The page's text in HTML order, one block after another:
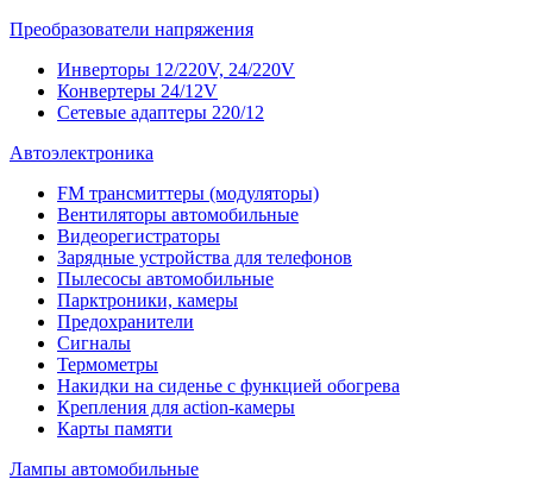
Преобразователи напряжения
Инверторы 12/220V, 24/220V
Конвертеры 24/12V
Сетевые адаптеры 220/12
Автоэлектроника
FM трансмиттеры (модуляторы)
Вентиляторы автомобильные
Видеорегистраторы
Зарядные устройства для телефонов
Пылесосы автомобильные
Парктроники, камеры
Предохранители
Сигналы
Термометры
Накидки на сиденье с функцией обогрева
Крепления для action-камеры
Карты памяти
Лампы автомобильные